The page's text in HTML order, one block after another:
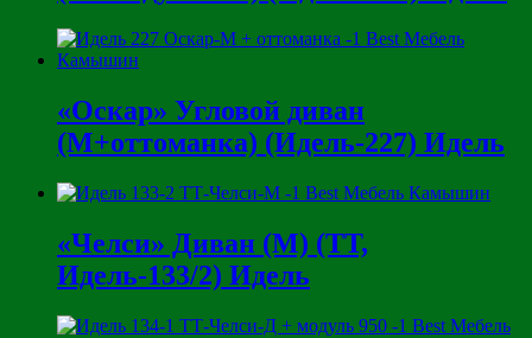
«Оскар» Угловой диван
(М+оттоманка) (Идель-227) Идель
«Челси» Диван (М) (ТТ,
Идель-133/2) Идель